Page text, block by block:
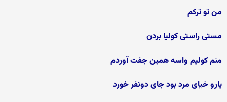
من تو ترکم
مستی راستی کولیا بردن
منم کولیم واسه همین جفت آوردم
یارو خیای مرد بود جای دونفر خورد